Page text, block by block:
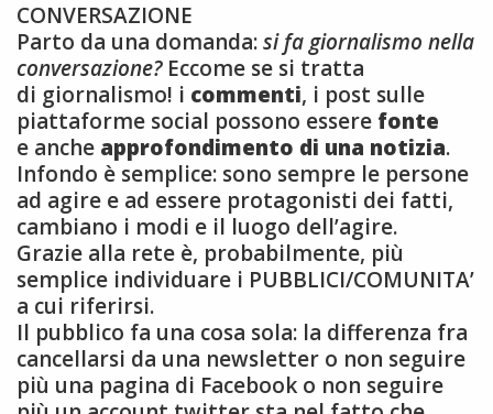
CONVERSAZIONE
Parto da una domanda:si fa giornalismo nella
conversazione?Eccome se si tratta
di giornalismo! i commenti, i post sulle
piattaforme social possono essere fonte
e anche approfondimento di una notizia.
Infondo è semplice: sono sempre le persone
ad agire e ad essere protagonisti dei fatti,
cambiano i modi e il luogo dell’agire.
Grazie alla rete è, probabilmente, più
semplice individuare i PUBBLICI/COMUNITA’
a cui riferirsi.
Il pubblico fa una cosa sola: la differenza fra
cancellarsi da una newsletter o non seguire
più una pagina di Facebook o non seguire